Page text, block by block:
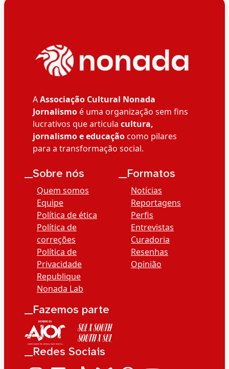
AAssociação Cultural Nonada
Jornalismoé uma organização sem fins
lucrativos que articula cultura,
jornalismo e educaçãocomo pilares
para a transformação social.
__Sobre nós
Quem somos
Equipe
Política de ética
Política de
correções
Política de
Privacidade
Republique
Nonada Lab
__Formatos
Notícias
Reportagens
Perfis
Entrevistas
Curadoria
Resenhas
Opinião
__Fazemos parte
__Redes Sociais